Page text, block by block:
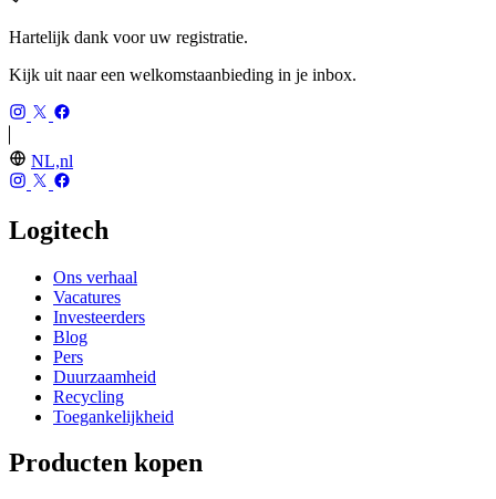
Hartelijk dank voor uw registratie.
Kijk uit naar een welkomstaanbieding in je inbox.
NL,nl
Logitech
Ons verhaal
Vacatures
Investeerders
Blog
Pers
Duurzaamheid
Recycling
Toegankelijkheid
Producten kopen